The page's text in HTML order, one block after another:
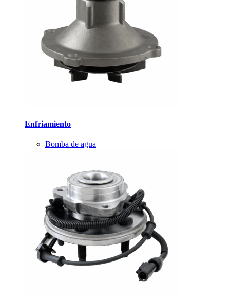
Enfriamiento
Bomba de agua